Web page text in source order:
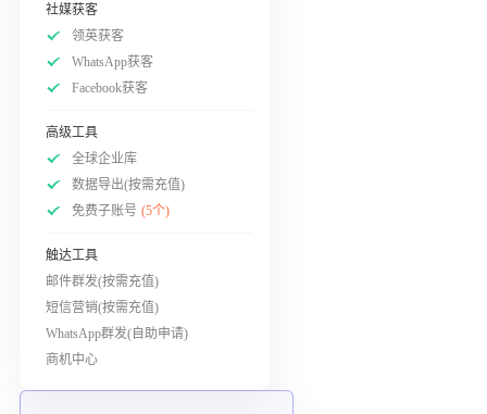
社媒获客
领英获客
WhatsApp获客
Facebook获客
高级工具
全球企业库
数据导出(按需充值)
免费子账号 (5个)
触达工具
邮件群发(按需充值)
短信营销(按需充值)
WhatsApp群发(自助申请)
商机中心